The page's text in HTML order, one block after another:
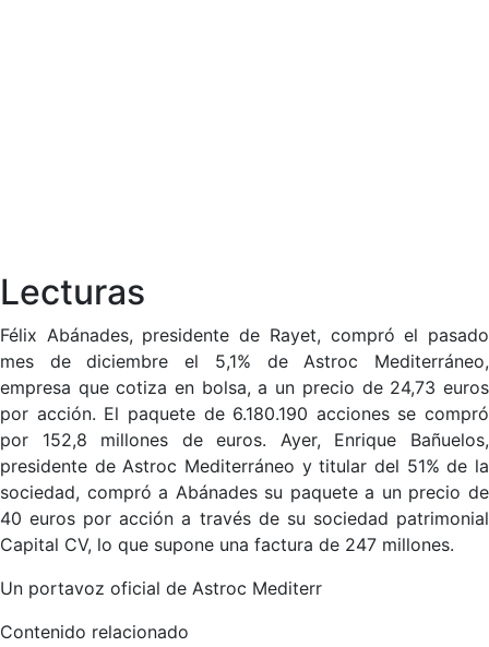
Lecturas
Félix Abánades, presidente de Rayet, compró el pasado
mes de diciembre el 5,1% de Astroc Mediterráneo,
empresa que cotiza en bolsa, a un precio de 24,73 euros
por acción. El paquete de 6.180.190 acciones se compró
por 152,8 millones de euros. Ayer, Enrique Bañuelos,
presidente de Astroc Mediterráneo y titular del 51% de la
sociedad, compró a Abánades su paquete a un precio de
40 euros por acción a través de su sociedad patrimonial
Capital CV, lo que supone una factura de 247 millones.
Un portavoz oficial de Astroc Mediterr
Contenido relacionado